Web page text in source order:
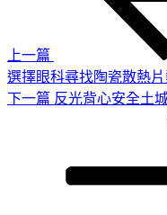
上一篇
選擇眼科尋找陶瓷散熱
下
下一篇 反光背心安全土